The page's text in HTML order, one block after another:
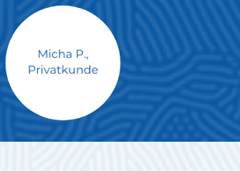
Max Mustermann